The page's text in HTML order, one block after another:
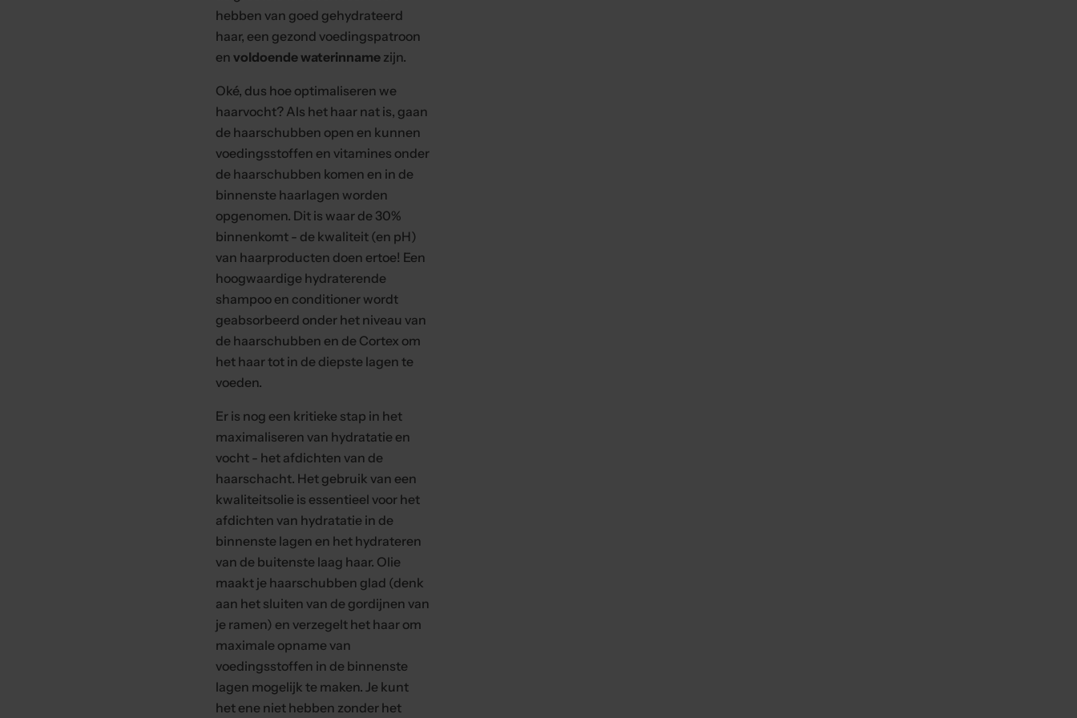
hebben van goed gehydrateerd
haar, een gezond voedingspatroon
en voldoende waterinnamezijn.
Oké, dus hoe optimaliseren we
haarvocht? Als het haar nat is, gaan
de haarschubben open en kunnen
voedingsstoffen en vitamines onder
de haarschubben komen en in de
binnenste haarlagen worden
opgenomen. Dit is waar de 30%
binnenkomt - de kwaliteit (en pH)
van haarproducten doen ertoe! Een
hoogwaardige hydraterende
shampoo en conditioner wordt
geabsorbeerd onder het niveau van
de haarschubben en de Cortex om
het haar tot in de diepste lagen te
voeden.
Er is nog een kritieke stap in het
maximaliseren van hydratatie en
vocht - het afdichten van de
haarschacht. Het gebruik van een
kwaliteitsolie is essentieel voor het
afdichten van hydratatie in de
binnenste lagen en het hydrateren
van de buitenste laag haar. Olie
maakt je haarschubben glad (denk
aan het sluiten van de gordijnen van
je ramen) en verzegelt het haar om
maximale opname van
voedingsstoffen in de binnenste
lagen mogelijk te maken. Je kunt
het ene niet hebben zonder het